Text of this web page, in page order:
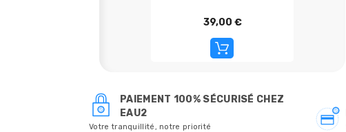
39,00 €
PAIEMENT 100% SÉCURISÉ CHEZ
EAU2
Votre tranquillité, notre priorité